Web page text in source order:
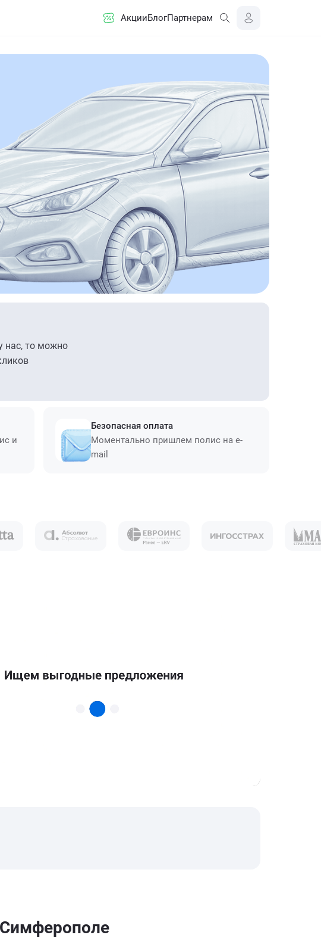
АкцииБлогПартнерам
нас, то можно
и
Безопасная оплата
Моментально пришлем полис на e-
mail